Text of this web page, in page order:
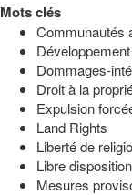
Mots clés
Communautés
Dommages-
Droit à la
Expulsion
Land Rights
Liberté de
Libre
Mesures